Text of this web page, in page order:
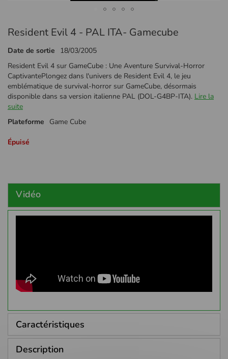
au
de
la
Galerie
d’images
Resident Evil 4 - PAL ITA- Gamecube
Date de sortie
18/03/2005
Resident Evil 4 sur GameCube : Une Aventure Survival-Horror
CaptivantePlongez dans l'univers de Resident Evil 4, le jeu
emblématique de survival-horror sur GameCube, désormais
disponible dans sa version italienne PAL (DOL-G4BP-ITA). Lire la
suite
Plateforme
Game Cube
Épuisé
Vidéo
Caractéristiques
Description